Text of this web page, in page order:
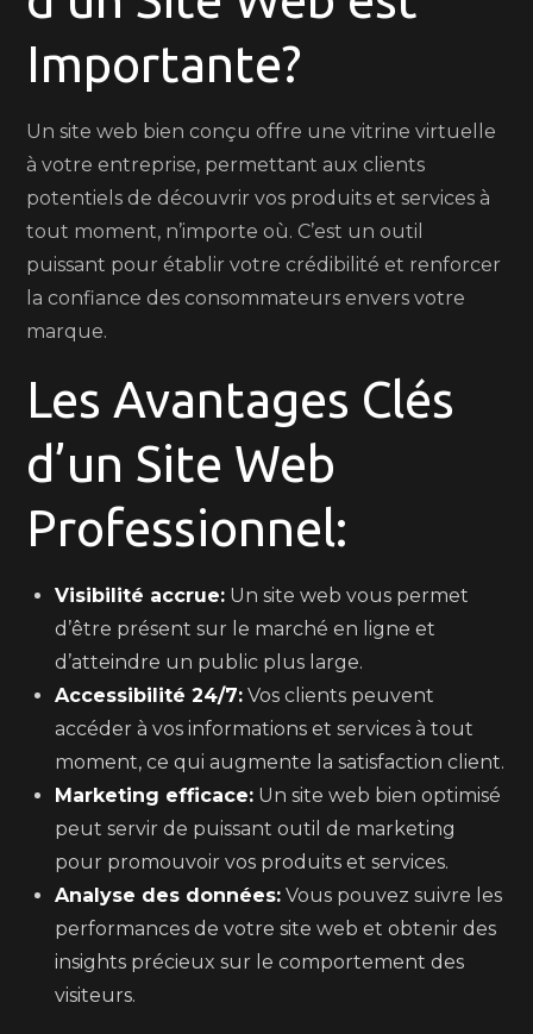
Importante?
Un site web bien conçu offre une vitrine virtuelle
à votre entreprise, permettant aux clients
potentiels de découvrir vos produits et services à
tout moment, n’importe où. C’est un outil
puissant pour établir votre crédibilité et renforcer
la confiance des consommateurs envers votre
marque.
Les Avantages Clés
d’un Site Web
Professionnel:
Visibilité accrue: Un site web vous permet
d’être présent sur le marché en ligne et
d’atteindre un public plus large.
Accessibilité 24/7: Vos clients peuvent
accéder à vos informations et services à tout
moment, ce qui augmente la satisfaction client.
Marketing efficace: Un site web bien optimisé
peut servir de puissant outil de marketing
pour promouvoir vos produits et services.
Analyse des données: Vous pouvez suivre les
performances de votre site web et obtenir des
insights précieux sur le comportement des
visiteurs.